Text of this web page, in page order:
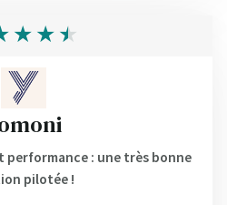
: une très bonne
pilotée !